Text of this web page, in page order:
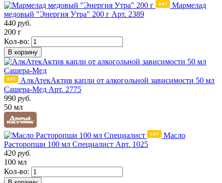
Мармелад
медовый "Энергия Утра" 200 г Арт. 2389
440 руб.
200 г
Кол-во:
В корзину
АлкАтекАктив капли от алкогольной зависимости 50 мл
Сашера-Мед Арт. 2775
990 руб.
50 мл
Масло
Расторопши 100 мл Специалист Арт. 1025
420 руб.
100 мл
Кол-во: